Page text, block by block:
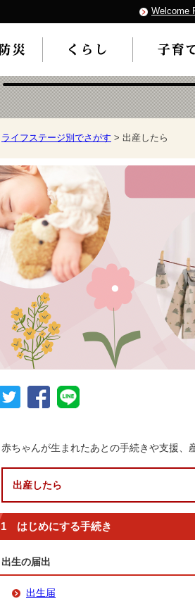
Welcome
ライフステージ別でさがす > 出産したら
赤ちゃんが生まれたあとの手続きや支援、
出産したら
1 はじめにする手続き
出生の届出
出生届